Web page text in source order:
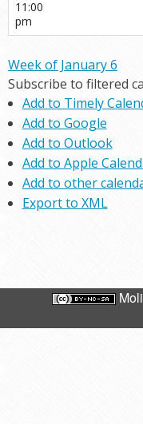
11:00
pm
Week of January 6
Subscribe to filtered
Add to Timely
Add to Google
Add to Outlook
Add to Apple
Add to other
Export to XML